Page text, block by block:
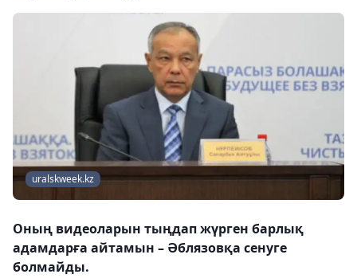
uralskweek.kz
Оның видеоларын тыңдап жүрген барлық
адамдарға айтамын – Әблязовқа сенуге
болмайды.